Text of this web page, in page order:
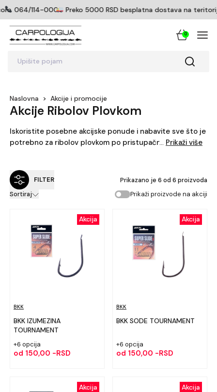
064/114-0005Preko 5000 RSD besplatna dostava na teritoriji
Upišite pojam
0
Naslovna > Akcije i promocije
Akcije Ribolov Plovkom
Iskoristite posebne akcijske ponude i nabavite sve što je
potrebno za ribolov plovkom po pristupačnijim cenama!
najlona, pa sve do sitnog pribora i dodatne opreme. Bilo
da ste rekreativac ili iskusan takmičar, ovde možete
pronaći vrhunsku opremu proverenih brendova na akciji.
plovkarenju bez velikih troškova!
Prikaži više
FILTER Prikazano je 6 od 6 proizvoda
Sortiraj
Prikaži proizvode na akciji
Akcija
BKK
BKK IZUMEZINA
TOURNAMENT
+6 opcija
od 150,00 -RSD
Akcija
BKK
BKK SODE TOURNAMENT
+6 opcija
od 150,00 -RSD
Akcija Akcija